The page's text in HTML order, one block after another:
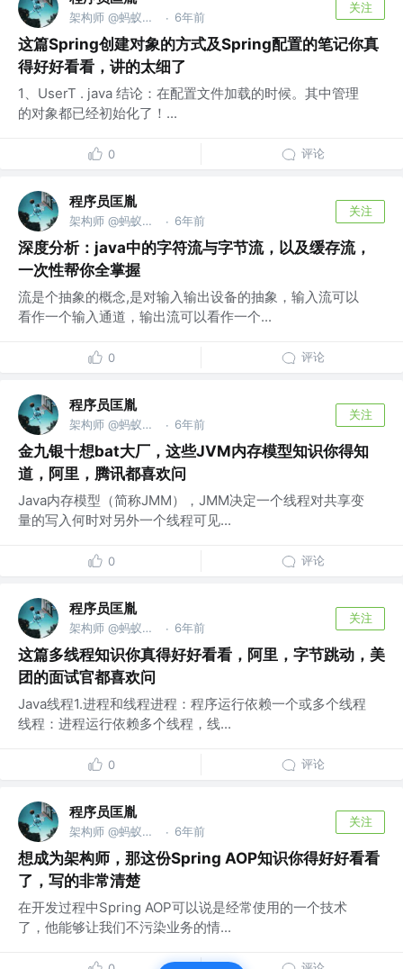
架构师 @蚂蚁金服 · 6年前
关注
这篇Spring创建对象的方式及Spring配置的笔记你真
得好好看看，讲的太细了
1、UserT . java 结论：在配置文件加载的时候。其中管理
的对象都已经初始化了！...
0 评论
程序员匡胤
架构师 @蚂蚁金服 · 6年前
关注
深度分析：java中的字符流与字节流，以及缓存流，
一次性帮你全掌握
流是个抽象的概念,是对输入输出设备的抽象，输入流可以
看作一个输入通道，输出流可以看作一个...
0 评论
程序员匡胤
架构师 @蚂蚁金服 · 6年前
关注
金九银十想bat大厂，这些JVM内存模型知识你得知
道，阿里，腾讯都喜欢问
Java内存模型（简称JMM），JMM决定一个线程对共享变
量的写入何时对另外一个线程可见...
0 评论
程序员匡胤
架构师 @蚂蚁金服 · 6年前
关注
这篇多线程知识你真得好好看看，阿里，字节跳动，美
团的面试官都喜欢问
Java线程1.进程和线程进程：程序运行依赖一个或多个线程
线程：进程运行依赖多个线程，线...
0 评论
程序员匡胤
架构师 @蚂蚁金服 · 6年前
关注
想成为架构师，那这份Spring AOP知识你得好好看看
了，写的非常清楚
在开发过程中Spring AOP可以说是经常使用的一个技术
了，他能够让我们不污染业务的情...